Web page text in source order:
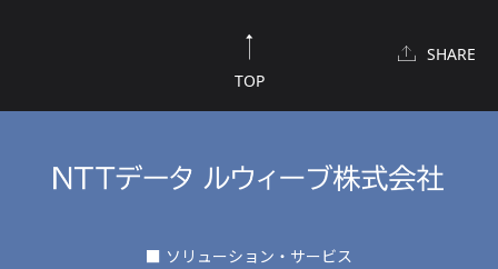
TOP
SHARE
■ ソリューション・サービス